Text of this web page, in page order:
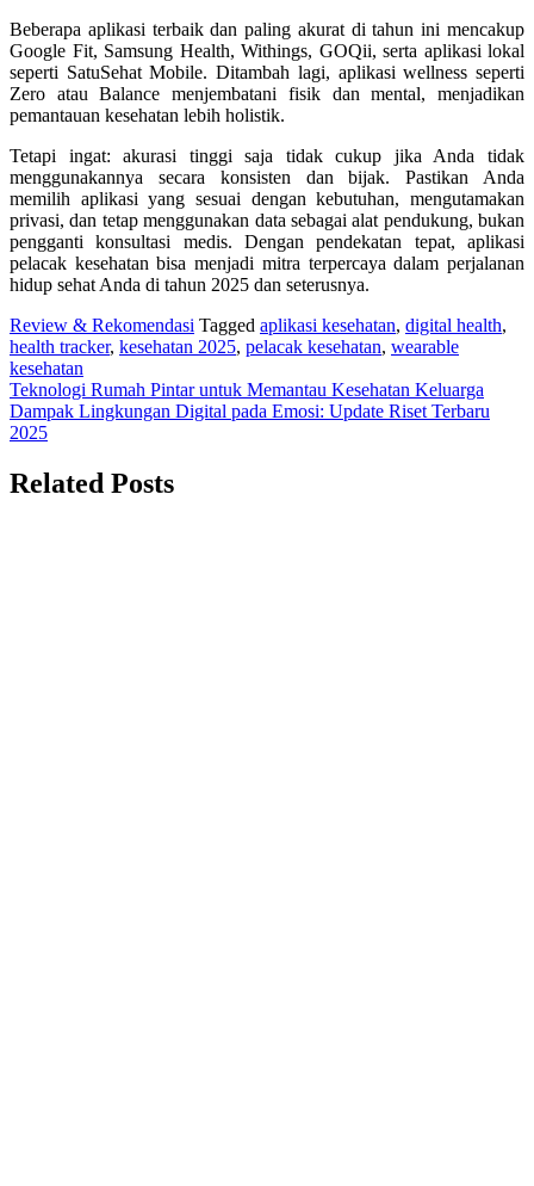
Beberapa aplikasi terbaik dan paling akurat di tahun ini mencakup
Google Fit, Samsung Health, Withings, GOQii, serta aplikasi lokal
seperti SatuSehat Mobile. Ditambah lagi, aplikasi wellness seperti
Zero atau Balance menjembatani fisik dan mental, menjadikan
pemantauan kesehatan lebih holistik.
Tetapi ingat: akurasi tinggi saja tidak cukup jika Anda tidak
menggunakannya secara konsisten dan bijak. Pastikan Anda
memilih aplikasi yang sesuai dengan kebutuhan, mengutamakan
privasi, dan tetap menggunakan data sebagai alat pendukung, bukan
pengganti konsultasi medis. Dengan pendekatan tepat, aplikasi
pelacak kesehatan bisa menjadi mitra terpercaya dalam perjalanan
hidup sehat Anda di tahun 2025 dan seterusnya.
Review & Rekomendasi Tagged aplikasi kesehatan, digital health,
health tracker, kesehatan 2025, pelacak kesehatan, wearable
kesehatan
Navigasi
pos
Teknologi Rumah Pintar untuk Memantau Kesehatan Keluarga
Dampak Lingkungan Digital pada Emosi: Update Riset Terbaru
2025
Related Posts